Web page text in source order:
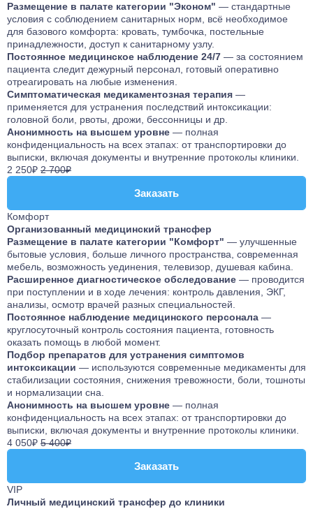
Размещение в палате категории "Эконом" — стандартные
условия с соблюдением санитарных норм, всё необходимое
для базового комфорта: кровать, тумбочка, постельные
принадлежности, доступ к санитарному узлу.
Постоянное медицинское наблюдение 24/7 — за состоянием
пациента следит дежурный персонал, готовый оперативно
отреагировать на любые изменения.
Симптоматическая медикаментозная терапия —
применяется для устранения последствий интоксикации:
головной боли, рвоты, дрожи, бессонницы и др.
Анонимность на высшем уровне — полная
конфиденциальность на всех этапах: от транспортировки до
выписки, включая документы и внутренние протоколы клиники.
2 250₽ 2 700₽
Заказать
Заказать
Комфорт
Организованный медицинский трансфер
Размещение в палате категории "Комфорт" — улучшенные
бытовые условия, больше личного пространства, современная
мебель, возможность уединения, телевизор, душевая кабина.
Расширенное диагностическое обследование — проводится
при поступлении и в ходе лечения: контроль давления, ЭКГ,
анализы, осмотр врачей разных специальностей.
Постоянное наблюдение медицинского персонала —
круглосуточный контроль состояния пациента, готовность
оказать помощь в любой момент.
Подбор препаратов для устранения симптомов
интоксикации — используются современные медикаменты для
стабилизации состояния, снижения тревожности, боли, тошноты
и нормализации сна.
Анонимность на высшем уровне — полная
конфиденциальность на всех этапах: от транспортировки до
выписки, включая документы и внутренние протоколы клиники.
4 050₽ 5 400₽
Заказать
Заказать
VIP
Личный медицинский трансфер до клиники